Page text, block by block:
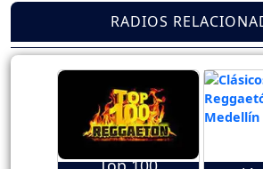
RADIOS